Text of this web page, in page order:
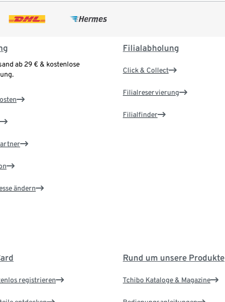
ab 29 € & kostenlose
ändern
Filialabholung
Click & Collect
Filialreservierung
Filialfinder
registrieren
Rund um unsere Produkte
Tchibo Kataloge & Magazine